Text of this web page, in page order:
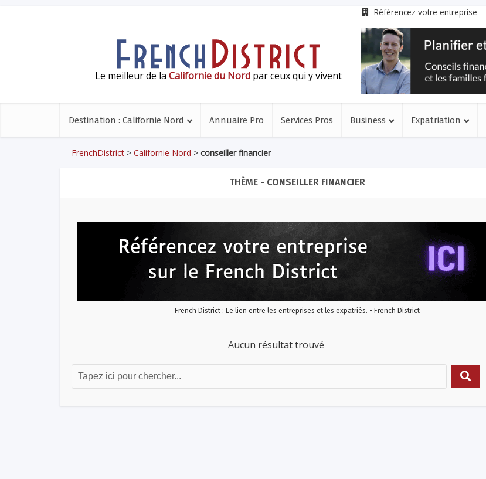
Référencez votre entreprise
Le meilleur de la Californie du Nord par ceux qui y vivent
Destination : Californie Nord Annuaire Pro Services Pros Business Expatriation
FrenchDistrict > Californie Nord > conseiller financier
THÈME - CONSEILLER FINANCIER
French District : Le lien entre les entreprises et les expatriés. - French District
Aucun résultat trouvé